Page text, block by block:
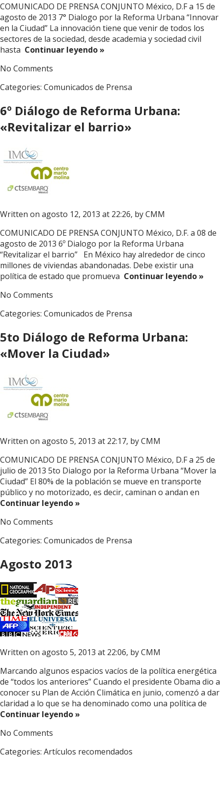
COMUNICADO DE PRENSA CONJUNTO México, D.F a 15 de
agosto de 2013 7° Dialogo por la Reforma Urbana “Innovar
en la Ciudad” La innovación tiene que venir de todos los
sectores de la sociedad, desde academia y sociedad civil
hasta Continuar leyendo »
No Comments
Categories: Comunicados de Prensa
6º Diálogo de Reforma Urbana:
«Revitalizar el barrio»
Written on agosto 12, 2013 at 22:26, byCMM
COMUNICADO DE PRENSA CONJUNTO México, D.F. a 08 de
agosto de 2013 6º Dialogo por la Reforma Urbana
“Revitalizar el barrio” En México hay alrededor de cinco
millones de viviendas abandonadas. Debe existir una
política de estado que promueva Continuar leyendo »
No Comments
Categories: Comunicados de Prensa
5to Diálogo de Reforma Urbana:
«Mover la Ciudad»
Written on agosto 5, 2013 at 22:17, byCMM
COMUNICADO DE PRENSA CONJUNTO México, D.F a 25 de
julio de 2013 5to Dialogo por la Reforma Urbana “Mover la
Ciudad” El 80% de la población se mueve en transporte
público y no motorizado, es decir, caminan o andan en
Continuar leyendo »
No Comments
Categories: Comunicados de Prensa
Agosto 2013
Written on agosto 5, 2013 at 22:06, byCMM
Marcando algunos espacios vacíos de la política energética
de “todos los anteriores” Cuando el presidente Obama dio a
conocer su Plan de Acción Climática en junio, comenzó a dar
claridad a lo que se ha denominado como una política de
Continuar leyendo »
No Comments
Categories: Artículos recomendados